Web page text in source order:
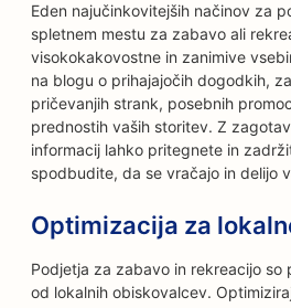
Eden najučinkovitejših načinov za
spletnem mestu za zabavo ali
visokokakovostne in zanimive
na blogu o prihajajočih dogodkih,
pričevanjih strank, posebnih
prednostih vaših storitev. Z
informacij lahko pritegnete in
spodbudite, da se vračajo in delijo
Optimizacija za
Podjetja za zabavo in rekreacijo so
od lokalnih obiskovalcev.